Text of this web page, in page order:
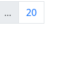
...
20